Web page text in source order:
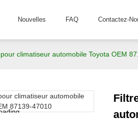
Nouvelles FAQ Contactez-
climatiseur automobile Toyota OEM